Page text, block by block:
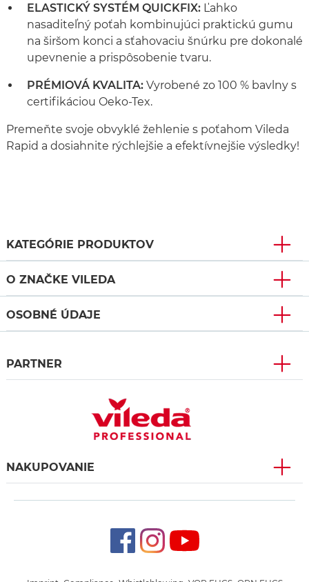
ELASTICKÝ SYSTÉM QUICKFIX: Ľahko
nasaditeľný poťah kombinujúci praktickú gumu
na širšom konci a sťahovaciu šnúrku pre dokonalé
upevnenie a prispôsobenie tvaru.
PRÉMIOVÁ KVALITA: Vyrobené zo 100 % bavlny s
certifikáciou Oeko-Tex.
Premeňte svoje obvyklé žehlenie s poťahom Vileda
Rapid a dosiahnite rýchlejšie a efektívnejšie výsledky!
KATEGÓRIE PRODUKTOV
O ZNAČKE VILEDA
OSOBNÉ ÚDAJE
PARTNER
NAKUPOVANIE